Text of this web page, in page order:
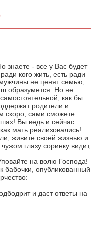
знаете - все у Вас будет
кого жить, есть ради
мужчины не ценят семью,
образумется. Но не
как бы
родители и
скоро, сами сможете
Вы ведь и сейчас
мать реализовались!
живите своей жизнью и
глазу соринку видит,
на волю Господа!
бабочки, опубликованный
и даст ответы на